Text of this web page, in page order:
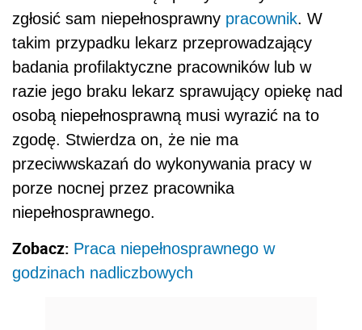
zgłosić sam niepełnosprawny pracownik. W
takim przypadku lekarz przeprowadzający
badania profilaktyczne pracowników lub w
razie jego braku lekarz sprawujący opiekę nad
osobą niepełnosprawną musi wyrazić na to
zgodę. Stwierdza on, że nie ma
przeciwwskazań do wykonywania pracy w
porze nocnej przez pracownika
niepełnosprawnego.
Zobacz: Praca niepełnosprawnego w
godzinach nadliczbowych